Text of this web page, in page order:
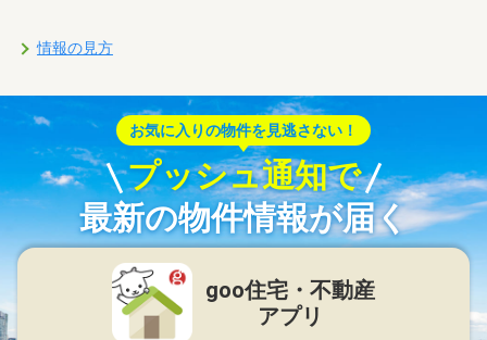
情報の見方
お気に入りの物件を見逃さない！
プッシュ通知で
最新の物件情報が届く
goo住宅・不動産
アプリ